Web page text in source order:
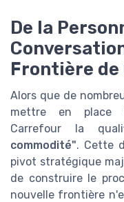
De la
Frontière
Alors que de
mettre en place
Carrefour la
commodité". Cette
pivot stratégique
de construire le
nouvelle frontière